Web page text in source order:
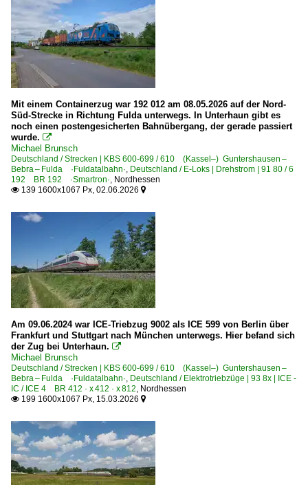
Mit einem Containerzug war 192 012 am 08.05.2026 auf der Nord-
Süd-Strecke in Richtung Fulda unterwegs. In Unterhaun gibt es
noch einen postengesicherten Bahnübergang, der gerade passiert
wurde. 
Michael Brunsch
Deutschland / Strecken | KBS 600-699 / 610 (Kassel–) Guntershausen –
Bebra – Fulda ·Fuldatalbahn·, Deutschland / E-Loks | Drehstrom | 91 80 / 6
192 BR 192 ·Smartron·, Nordhessen
 139 1600x1067 Px, 02.06.2026 
Am 09.06.2024 war ICE-Triebzug 9002 als ICE 599 von Berlin über
Frankfurt und Stuttgart nach München unterwegs. Hier befand sich
der Zug bei Unterhaun. 
Michael Brunsch
Deutschland / Strecken | KBS 600-699 / 610 (Kassel–) Guntershausen –
Bebra – Fulda ·Fuldatalbahn·, Deutschland / Elektrotriebzüge | 93 8x | ICE -
IC / ICE 4 BR 412 · x 412 · x 812, Nordhessen
 199 1600x1067 Px, 15.03.2026 